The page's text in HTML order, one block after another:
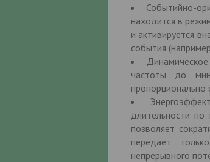
Событийно-
находится в
и активируется
события
частоты до
пропорционально
длительности
позволяет
передает
непрерывного